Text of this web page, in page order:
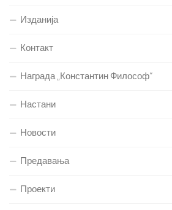
Изданија
Контакт
Награда „Константин Философ“
Настани
Новости
Предавања
Проекти